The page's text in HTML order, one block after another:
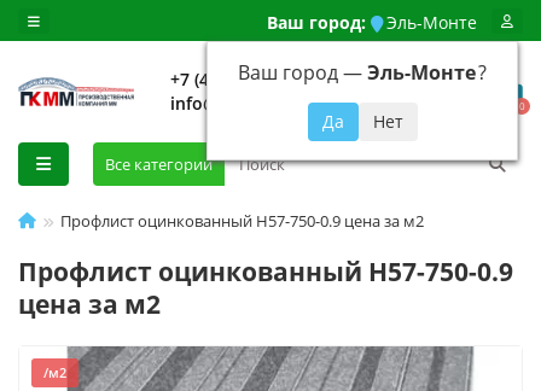
Ваш город: Эль-Монте
Ваш город —Эль-Монте?
+7 (499) 648-92-94
info@evroshtaketnikmoskva.ru
0
Все категории
Профлист оцинкованный H57-750-0.9 цена за м2
Профлист оцинкованный H57-750-0.9
цена за м2
/м2